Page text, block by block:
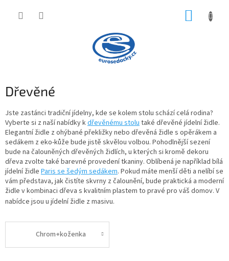
Dřevěné
Jste zastánci tradiční jídelny, kde se kolem stolu schází celá rodina?
Vyberte si z naší nabídky kdřevěnému stolu také dřevěné jídelní židle.
Elegantní židle z ohýbané překližky nebo dřevěná židle s opěrákem a
sedákem z eko-kůže bude jistě skvělou volbou. Pohodlnější sezení
bude na čalouněných dřevěných židlích, u kterých si kromě dekoru
dřeva zvolte také barevné provedení tkaniny. Oblíbená je například bílá
jídelní židle Paris se šedým sedákem. Pokud máte menší děti a nelíbí se
vám představa, jak čistíte skvrny z čalounění, bude praktická a moderní
židle v kombinaci dřeva s kvalitním plastem to pravé pro váš domov. V
nabídce jsou u jídelní židle z masivu.
Chrom+koženka